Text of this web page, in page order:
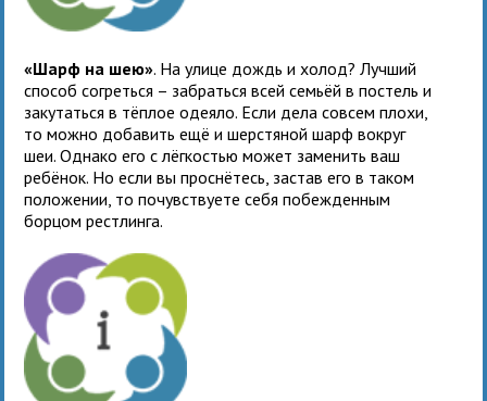
«Шарф на шею». На улице дождь и холод? Лучший
способ согреться – забраться всей семьёй в постель и
закутаться в тёплое одеяло. Если дела совсем плохи,
то можно добавить ещё и шерстяной шарф вокруг
шеи. Однако его с лёгкостью может заменить ваш
ребёнок. Но если вы проснётесь, застав его в таком
положении, то почувствуете себя побежденным
борцом рестлинга.